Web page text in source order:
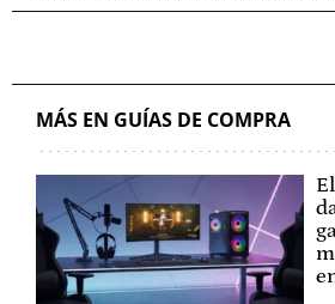
MÁS EN GUÍAS DE COMPRA